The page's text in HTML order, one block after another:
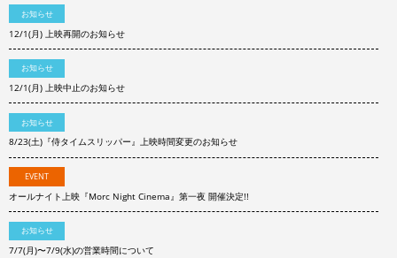
お知らせ
12/1(月) 上映再開のお知らせ
お知らせ
12/1(月) 上映中止のお知らせ
お知らせ
8/23(土)『侍タイムスリッパー』上映時間変更のお知らせ
EVENT
オールナイト上映『Morc Night Cinema』第一夜 開催決定!!
お知らせ
7/7(月)〜7/9(水)の営業時間について